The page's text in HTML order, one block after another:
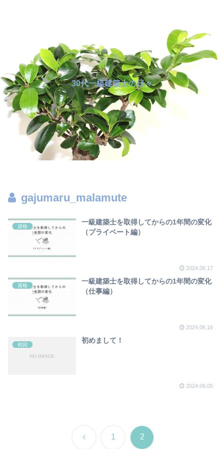
30代一級建築士の日々
gajumaru_malamute
資格
一級建築士を取得してからの1年間の変化
（プライベート編）
2024.06.17
資格
一級建築士を取得してからの1年間の変化
（仕事編）
2024.06.16
初回
初めまして！
2024.06.05
前 1 2